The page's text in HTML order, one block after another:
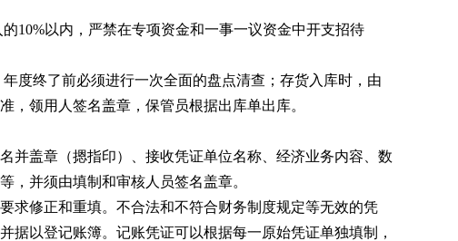
以内，严禁在专项资金和一事一议资金中开支招待
终了前必须进行一次全面的盘点清查；存货入库时，由
领用人签名盖章，保管员根据出库单出库。
盖章（摁指印）、接收凭证单位名称、经济业务内容、数
，并须由填制和审核人员签名盖章。
修正和重填。不合法和不符合财务制度规定等无效的凭
以登记账簿。记账凭证可以根据每一原始凭证单独填制，